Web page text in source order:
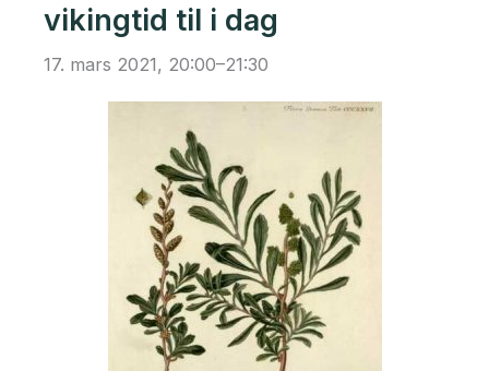
vikingtid til i dag
17. mars 2021, 20:00–21:30